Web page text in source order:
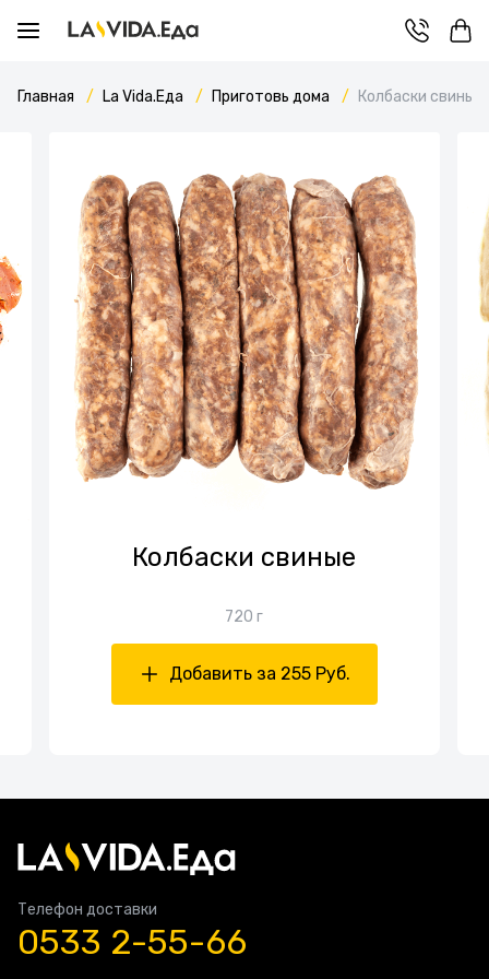
Главная La Vida.Еда Приготовь дома Колбаски свиные
Колбаски свиные
720 г
Добавить за 255 Руб.
Телефон доставки
0533 2-55-66